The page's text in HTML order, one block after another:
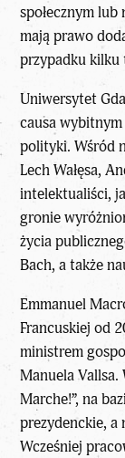
społecznym
mają prawo
przypadku kilku
Uniwersytet
causa
polityki. Wśród
Lech Wałęsa,
intelektualiści,
gronie
życia
Bach, a także
Emmanuel
Francuskiej od
ministrem
Manuela Vallsa.
Marche!”, na
prezydenckie, a
Wcześniej